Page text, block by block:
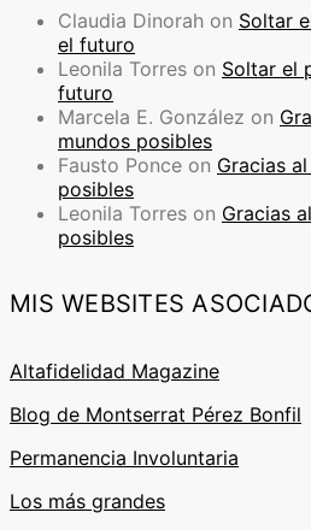
Claudia Dinorah on Soltar
el futuro
Leonila Torres on Soltar el
futuro
Marcela E. González on
mundos posibles
Fausto Ponce on Gracias
posibles
Leonila Torres on Gracias
posibles
MIS WEBSITES
Altafidelidad Magazine
Blog de Montserrat Pérez Bonfil
Permanencia Involuntaria
Los más grandes